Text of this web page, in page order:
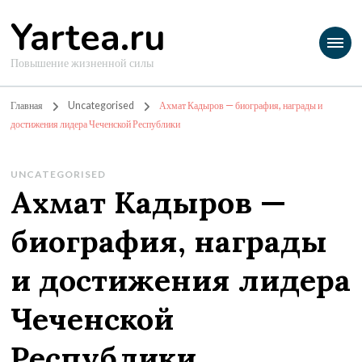
Yartea.ru
Повышение жизненной силы
Главная Uncategorised
Ахмат Кадыров — биография, награды и
достижения лидера Чеченской Республики
UNCATEGORISED
Ахмат Кадыров —
биография, награды
и достижения лидера
Чеченской